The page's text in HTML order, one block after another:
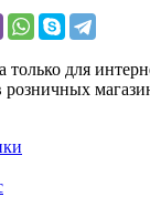
только для
розничных